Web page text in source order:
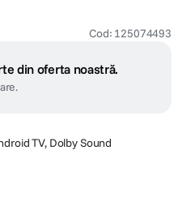
Cod: 125074493
din oferta noastră.
TV, Dolby Sound